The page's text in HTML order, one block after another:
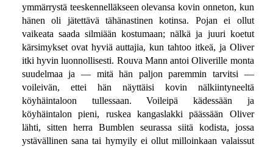
ymmärrystä teeskennelläkseen olevansa kovin onneton, kun
hänen oli jätettävä tähänastinen kotinsa. Pojan ei ollut
vaikeata saada silmiään kostumaan; nälkä ja juuri koetut
kärsimykset ovat hyviä auttajia, kun tahtoo itkeä, ja Oliver
itki hyvin luonnollisesti. Rouva Mann antoi Oliverille monta
suudelmaa ja — mitä hän paljon paremmin tarvitsi —
voileivän, ettei hän näyttäisi kovin nälkiintyneeltä
köyhäintaloon tullessaan. Voileipä kädessään ja
köyhäintalon pieni, ruskea kangaslakki päässään Oliver
lähti, sitten herra Bumblen seurassa siitä kodista, jossa
ystävällinen sana tai hymyily ei ollut milloinkaan valaissut